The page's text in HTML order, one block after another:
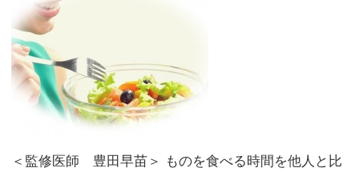
＜監修医師 豊田早苗＞ ものを食べる時間を他人と比